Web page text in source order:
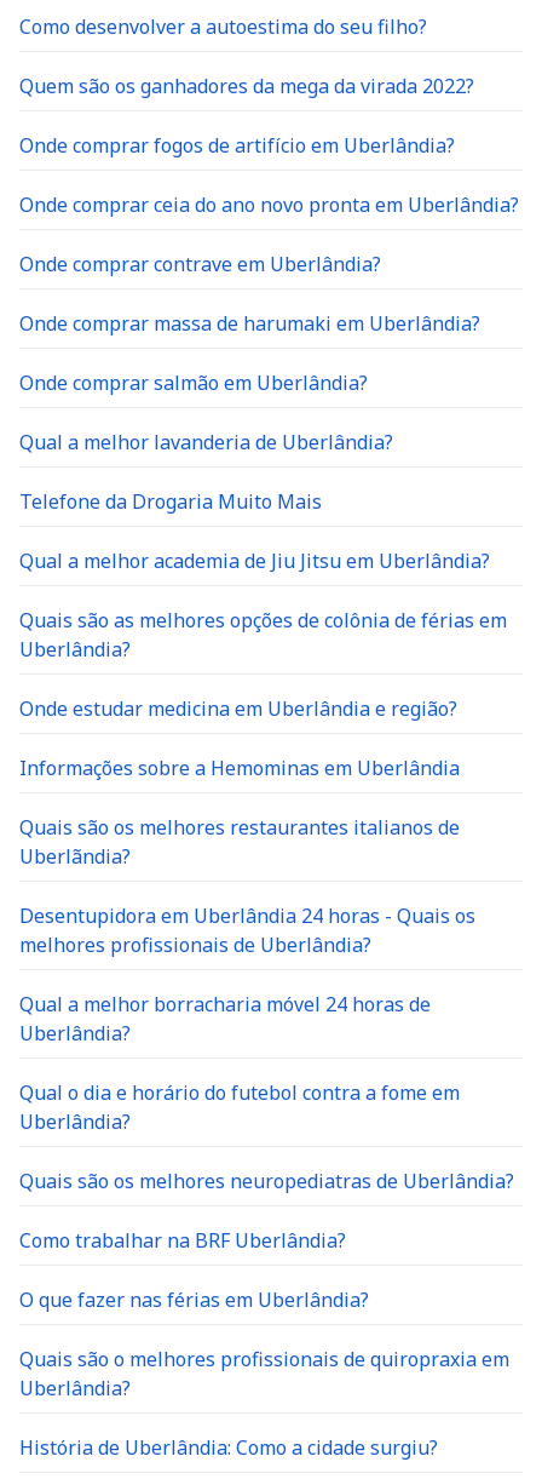
Como desenvolver a autoestima do seu filho?
Quem são os ganhadores da mega da virada 2022?
Onde comprar fogos de artifício em Uberlândia?
Onde comprar ceia do ano novo pronta em Uberlândia?
Onde comprar contrave em Uberlândia?
Onde comprar massa de harumaki em Uberlândia?
Onde comprar salmão em Uberlândia?
Qual a melhor lavanderia de Uberlândia?
Telefone da Drogaria Muito Mais
Qual a melhor academia de Jiu Jitsu em Uberlândia?
Quais são as melhores opções de colônia de férias em
Uberlândia?
Onde estudar medicina em Uberlândia e região?
Informações sobre a Hemominas em Uberlândia
Quais são os melhores restaurantes italianos de
Uberlãndia?
Desentupidora em Uberlândia 24 horas - Quais os
melhores profissionais de Uberlândia?
Qual a melhor borracharia móvel 24 horas de
Uberlândia?
Qual o dia e horário do futebol contra a fome em
Uberlândia?
Quais são os melhores neuropediatras de Uberlândia?
Como trabalhar na BRF Uberlândia?
O que fazer nas férias em Uberlândia?
Quais são o melhores profissionais de quiropraxia em
Uberlândia?
História de Uberlândia: Como a cidade surgiu?